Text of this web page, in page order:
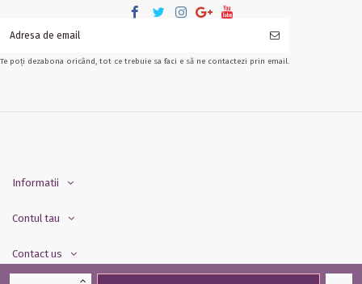
Te poți dezabona oricând, tot ce trebuie sa faci e să ne contactezi prin email.
Informatii
Contul tau
Contact us